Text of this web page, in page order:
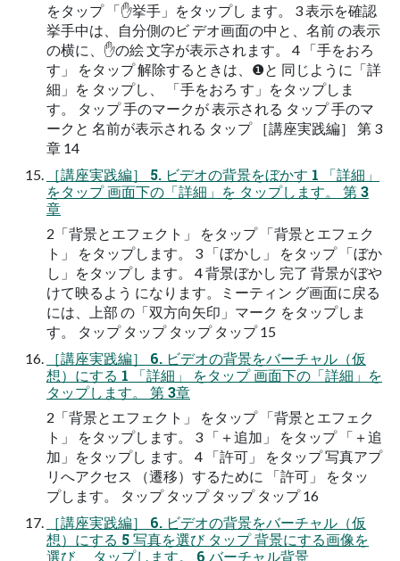
をタップ 「✋挙手」をタップし ます。 3 表示を確認
挙手中は、自分側のビ デオ画面の中と、名前 の表示
の横に、✋の絵 文字が表示されます。 4 「手をおろ
す」 をタップ 解除するときは、❶と 同じように「詳
細」を タップし、 「手をおろ す」をタップしま
す。 タップ 手のマークが 表示される タップ 手のマ
ークと 名前が表示される タップ ［講座実践編］ 第 3
章 14
［講座実践編］ 5. ビデオの背景をぼかす 1 「詳細」
をタップ 画面下の「詳細」を タップします。 第 3
章
2「背景とエフェクト」 をタップ 「背景とエフェク
ト」 をタップします。 3 「ぼかし」 をタップ 「ぼか
し」をタップし ます。 4 背景ぼかし 完了 背景がぼや
けて映るよう になります。ミーティン グ画面に戻る
には、上部 の「双方向矢印」マーク をタップしま
す。 タップ タップ タップ タップ 15
［講座実践編］ 6. ビデオの背景をバーチャル（仮
想）にする 1 「詳細」 をタップ 画面下の「詳細」を
タップします。 第 3章
2「背景とエフェクト」 をタップ 「背景とエフェク
ト」 をタップします。 3 「＋追加」 をタップ 「＋追
加」をタップし ます。 4 「許可」 をタップ 写真アプ
リへアクセス （遷移）するために 「許可」 をタッ
プします。 タップ タップ タップ タップ 16
［講座実践編］ 6. ビデオの背景をバーチャル（仮
想）にする 5 写真を選び タップ 背景にする画像を
選び、 タップします。 6 バーチャル背景